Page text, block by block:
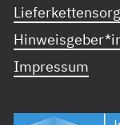
Impressum